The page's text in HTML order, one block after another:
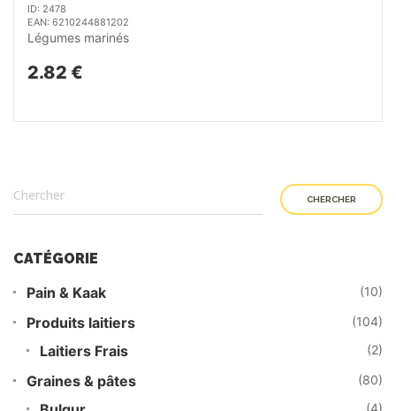
ID: 2478
EAN: 6210244881202
Légumes marinés
2.82 €
CHERCHER
CATÉGORIE
Pain & Kaak (10)
Produits laitiers (104)
Laitiers Frais (2)
Graines & pâtes (80)